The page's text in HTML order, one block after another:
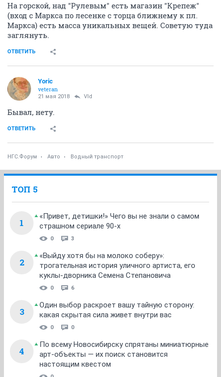
На горской, над "Рулевым" есть магазин "Крепеж"
(вход с Маркса по лесенке с торца ближнему к пл.
Маркса) есть масса уникальных вещей. Советую туда
заглянуть.
ОТВЕТИТЬ
Yoric
veteran
21 мая 2018 Vld
Бывал, нету.
ОТВЕТИТЬ
НГС.Форум Авто Водный транспорт
ТОП 5
1
«Привет, детишки!» Чего вы не знали о самом
страшном сериале 90-х
0 3
2
«Выйду хотя бы на молоко соберу»:
трогательная история уличного артиста, его
куклы-дворника Семена Степановича
0 6
3
Один выбор раскроет вашу тайную сторону:
какая скрытая сила живет внутри вас
0 0
4
По всему Новосибирску спрятаны миниатюрные
арт-объекты — их поиск становится
настоящим квестом